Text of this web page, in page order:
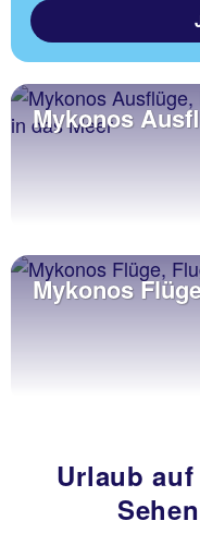
Mykonos
Mykonos
Urlaub